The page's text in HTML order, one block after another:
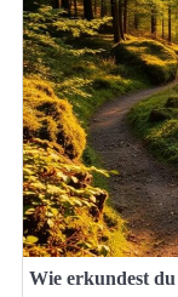
Wie erkundest